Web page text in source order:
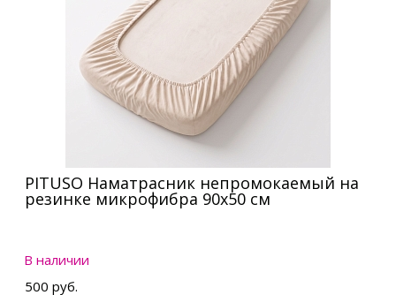
PITUSO Наматрасник непромокаемый на
резинке микрофибра 90х50 см
В наличии
500 руб.